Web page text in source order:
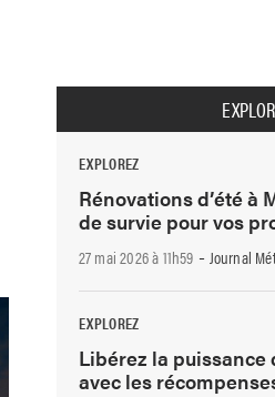
EXPLOREZ
Rénovations d’été à
de survie pour vos
27 mai 2026 à 11h59 -Journal
EXPLOREZ
Libérez la puissance
avec les